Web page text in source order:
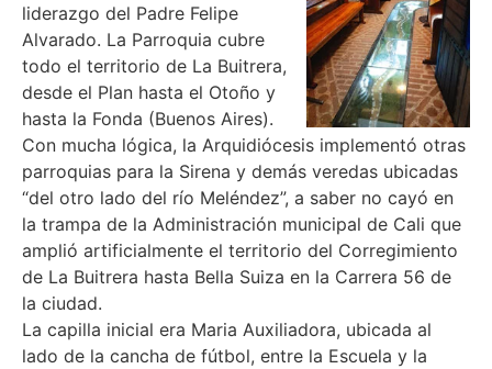
liderazgo del Padre Felipe
Alvarado. La Parroquia cubre
todo el territorio de La Buitrera,
desde el Plan hasta el Otoño y
hasta la Fonda (Buenos Aires).
Con mucha lógica, la Arquidiócesis implementó otras
parroquias para la Sirena y demás veredas ubicadas
“del otro lado del río Meléndez”, a saber no cayó en
la trampa de la Administración municipal de Cali que
amplió artificialmente el territorio del Corregimiento
de La Buitrera hasta Bella Suiza en la Carrera 56 de
la ciudad.
La capilla inicial era Maria Auxiliadora, ubicada al
lado de la cancha de fútbol, entre la Escuela y la